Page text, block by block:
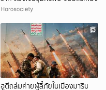
Horosociety
ฮูตีถล่มค่ายผู้ลี้ภัยในเมืองมาริบ